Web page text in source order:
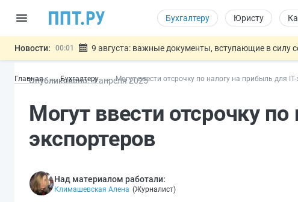
Бухгалтеру Юристу
Новости: 00:01 9 августа: важные документы, вступающие в силу
07.08 Дистанционную работу беременных пропишут в ТК РФ
07.08
Важно Разработают единые критерии трудовых
Главная Бухгалтеру Могут ввести отсрочку по налогу на прибыль для IT-
Опубликовано: 4 апреля2025
Могут ввести отсрочку
экспортеров
Над материалом работали:
Климашевская Алена (Журналист)